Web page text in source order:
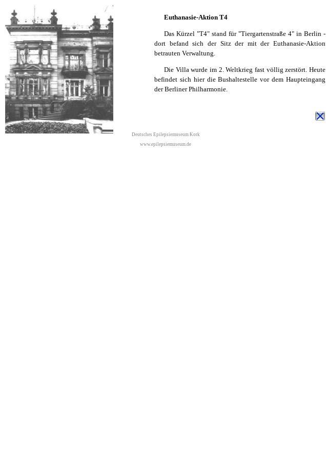
Euthanasie-Aktion T4
Das Kürzel "T4" stand für "Tiergartenstraße 4" in Berlin -
dort befand sich der Sitz der mit der Euthanasie-Aktion
betrauten Verwaltung.
Die Villa wurde im 2. Weltkrieg fast völlig zerstört. Heute
befindet sich hier die Bushaltestelle vor dem Haupteingang
der Berliner Philharmonie.
Deutsches Epilepsiemuseum Kork
www.epilepsiemuseum.de